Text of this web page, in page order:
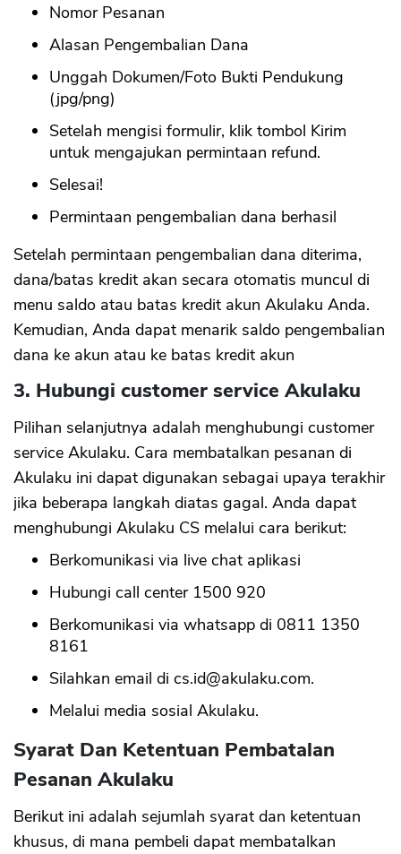
Nomor Pesanan
Alasan Pengembalian Dana
Unggah Dokumen/Foto Bukti Pendukung
(jpg/png)
Setelah mengisi formulir, klik tombol Kirim
untuk mengajukan permintaan refund.
Selesai!
Permintaan pengembalian dana berhasil
Setelah permintaan pengembalian dana diterima,
dana/batas kredit akan secara otomatis muncul di
menu saldo atau batas kredit akun Akulaku Anda.
Kemudian, Anda dapat menarik saldo pengembalian
dana ke akun atau ke batas kredit akun
3. Hubungi customer service Akulaku
Pilihan selanjutnya adalah menghubungi customer
service Akulaku. Cara membatalkan pesanan di
Akulaku ini dapat digunakan sebagai upaya terakhir
jika beberapa langkah diatas gagal. Anda dapat
menghubungi Akulaku CS melalui cara berikut:
Berkomunikasi via live chat aplikasi
Hubungi call center 1500 920
Berkomunikasi via whatsapp di 0811 1350
8161
Silahkan email di cs.id@akulaku.com.
Melalui media sosial Akulaku.
Syarat Dan Ketentuan Pembatalan
Pesanan Akulaku
Berikut ini adalah sejumlah syarat dan ketentuan
khusus, di mana pembeli dapat membatalkan